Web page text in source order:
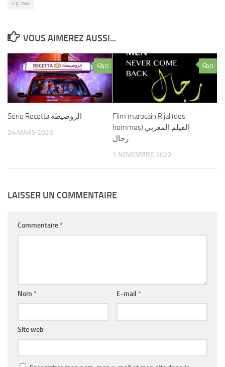
vip inwi
VOUS AIMEREZ AUSSI...
0
Série Recetta الروصيطة
24 MARS 2023
0
Film marocain Rijal (des
hommes) الفيلم المغربي
رجال
1 NOVEMBRE 2022
LAISSER UN COMMENTAIRE
Commentaire*
Nom * E-mail *
Site web